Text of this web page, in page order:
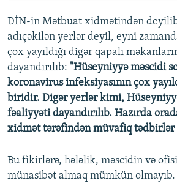
DİN-in Mətbuat xidmətindən
adıçəkilən yerlər deyil, eyni
çox yayıldığı digər qapalı
dayandırılıb: "Hüseyniyyə məscidi
koronavirus infeksiyasının çox
biridir. Digər yerlər kimi,
fəaliyyəti dayandırılıb. Hazırda
xidmət tərəfindən müvafiq
Bu fikirlərə, hələlik, məscidin və
münasibət almaq mümkün